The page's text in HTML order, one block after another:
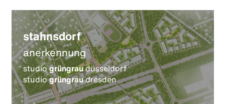
stahnsdorf
anerkennung
studiogrüngraudüsseldorf
studiogrüngraudresden